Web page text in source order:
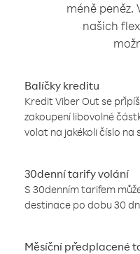
méně peněz.
našich
Balíčky kreditu
Kredit Viber Out se
zakoupení libovolné
volat na jakékoli číslo na
30denní tarify volání
S 30denním tarifem
destinace po dobu 30
Měsíční předplacené